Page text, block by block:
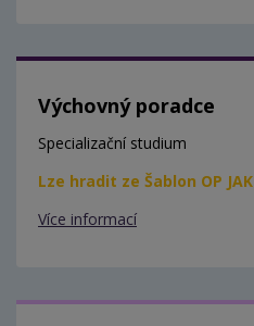
Výchovný poradce
Specializační studium
Lze hradit ze Šablon OP JAK
Více informací